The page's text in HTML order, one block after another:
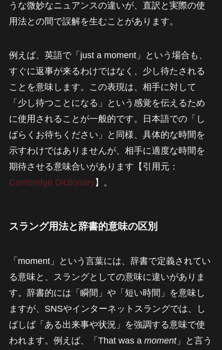
うな微妙なニュアンスの違いが、直訳と実際の使
用法との間で誤解を生むことがあります。
例えば、英語で「just a moment」という場合も、
すぐに返事が来るわけではなく、少し待たされる
ことを意味します。この表現は、相手に対して
「少し待つことになる」という感覚を伝えるため
に使用されることが一般的です。日本語での「し
ばらくお待ちください」と同様、具体的な時間を
示すわけではありませんが、相手に適度な時間を
期待させる意味合いがあります【引用元：
Cambridge Dictionary】。
スラング用法と辞書的意味の区別
「moment」という言葉には、辞書で定義されてい
る意味と、スラングとしての意味に違いがありま
す。辞書的には「瞬間」や「短い時間」を意味し
ますが、SNSやインターネットスラングでは、し
ばしば「ある出来事や状況」を強調する意味で使
われます。例えば、「That was a moment」と言う